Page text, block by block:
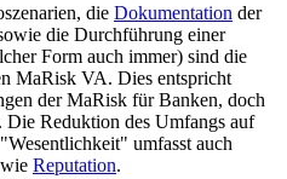
die Dokumentation der
die Durchführung einer
Form auch immer) sind die
MaRisk VA. Dies entspricht
der MaRisk für Banken, doch
Reduktion des Umfangs auf
umfasst auch
Reputation.